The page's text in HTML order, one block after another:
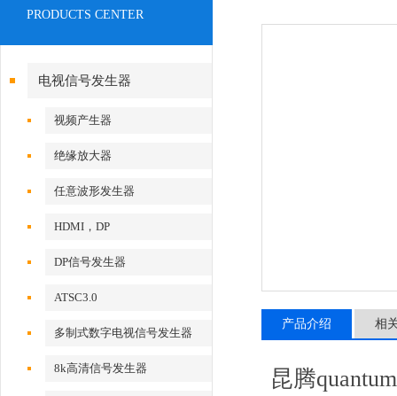
PRODUCTS CENTER
电视信号发生器
视频产生器
绝缘放大器
任意波形发生器
HDMI，DP
DP信号发生器
ATSC3.0
多制式数字电视信号发生器
8k高清信号发生器
产品介绍 相
昆腾